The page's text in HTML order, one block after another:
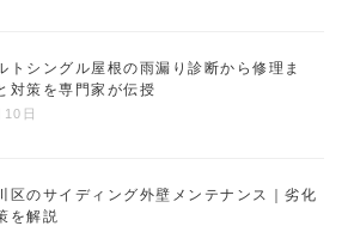
トシングル屋根の雨漏り診断から修理ま
対策を専門家が伝授
日
区のサイディング外壁メンテナンス｜劣化
を解説